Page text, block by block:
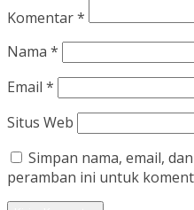
Komentar*
Nama *
Email *
Situs Web
Simpan nama, email,
peramban ini untuk